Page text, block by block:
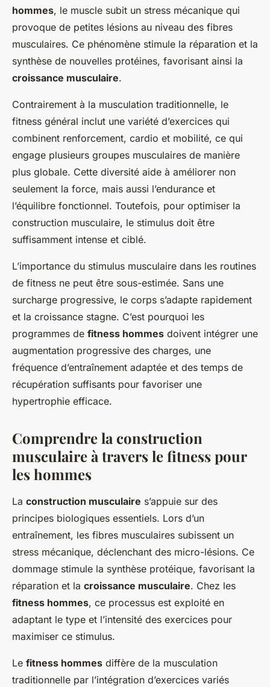
hommes, le muscle subit un stress mécanique qui
provoque de petites lésions au niveau des fibres
musculaires. Ce phénomène stimule la réparation et la
synthèse de nouvelles protéines, favorisant ainsi la
croissance musculaire.
Contrairement à la musculation traditionnelle, le
fitness général inclut une variété d’exercices qui
combinent renforcement, cardio et mobilité, ce qui
engage plusieurs groupes musculaires de manière
plus globale. Cette diversité aide à améliorer non
seulement la force, mais aussi l’endurance et
l’équilibre fonctionnel. Toutefois, pour optimiser la
construction musculaire, le stimulus doit être
suffisamment intense et ciblé.
L’importance du stimulus musculaire dans les routines
de fitness ne peut être sous-estimée. Sans une
surcharge progressive, le corps s’adapte rapidement
et la croissance stagne. C’est pourquoi les
programmes de fitness hommes doivent intégrer une
augmentation progressive des charges, une
fréquence d’entraînement adaptée et des temps de
récupération suffisants pour favoriser une
hypertrophie efficace.
Comprendre la construction
musculaire à travers le fitness pour
les hommes
La construction musculaire s’appuie sur des
principes biologiques essentiels. Lors d’un
entraînement, les fibres musculaires subissent un
stress mécanique, déclenchant des micro-lésions. Ce
dommage stimule la synthèse protéique, favorisant la
réparation et la croissance musculaire. Chez les
fitness hommes, ce processus est exploité en
adaptant le type et l’intensité des exercices pour
maximiser ce stimulus.
Le fitness hommes diffère de la musculation
traditionnelle par l’intégration d’exercices variés